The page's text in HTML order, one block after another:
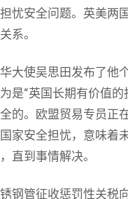
忧安全问题。英美两
系。
大使吴思田发布了他
是“英国长期有价值
的。欧盟贸易专员正
家安全担忧，意味着
直到事情解决。
钢管征收惩罚性关税